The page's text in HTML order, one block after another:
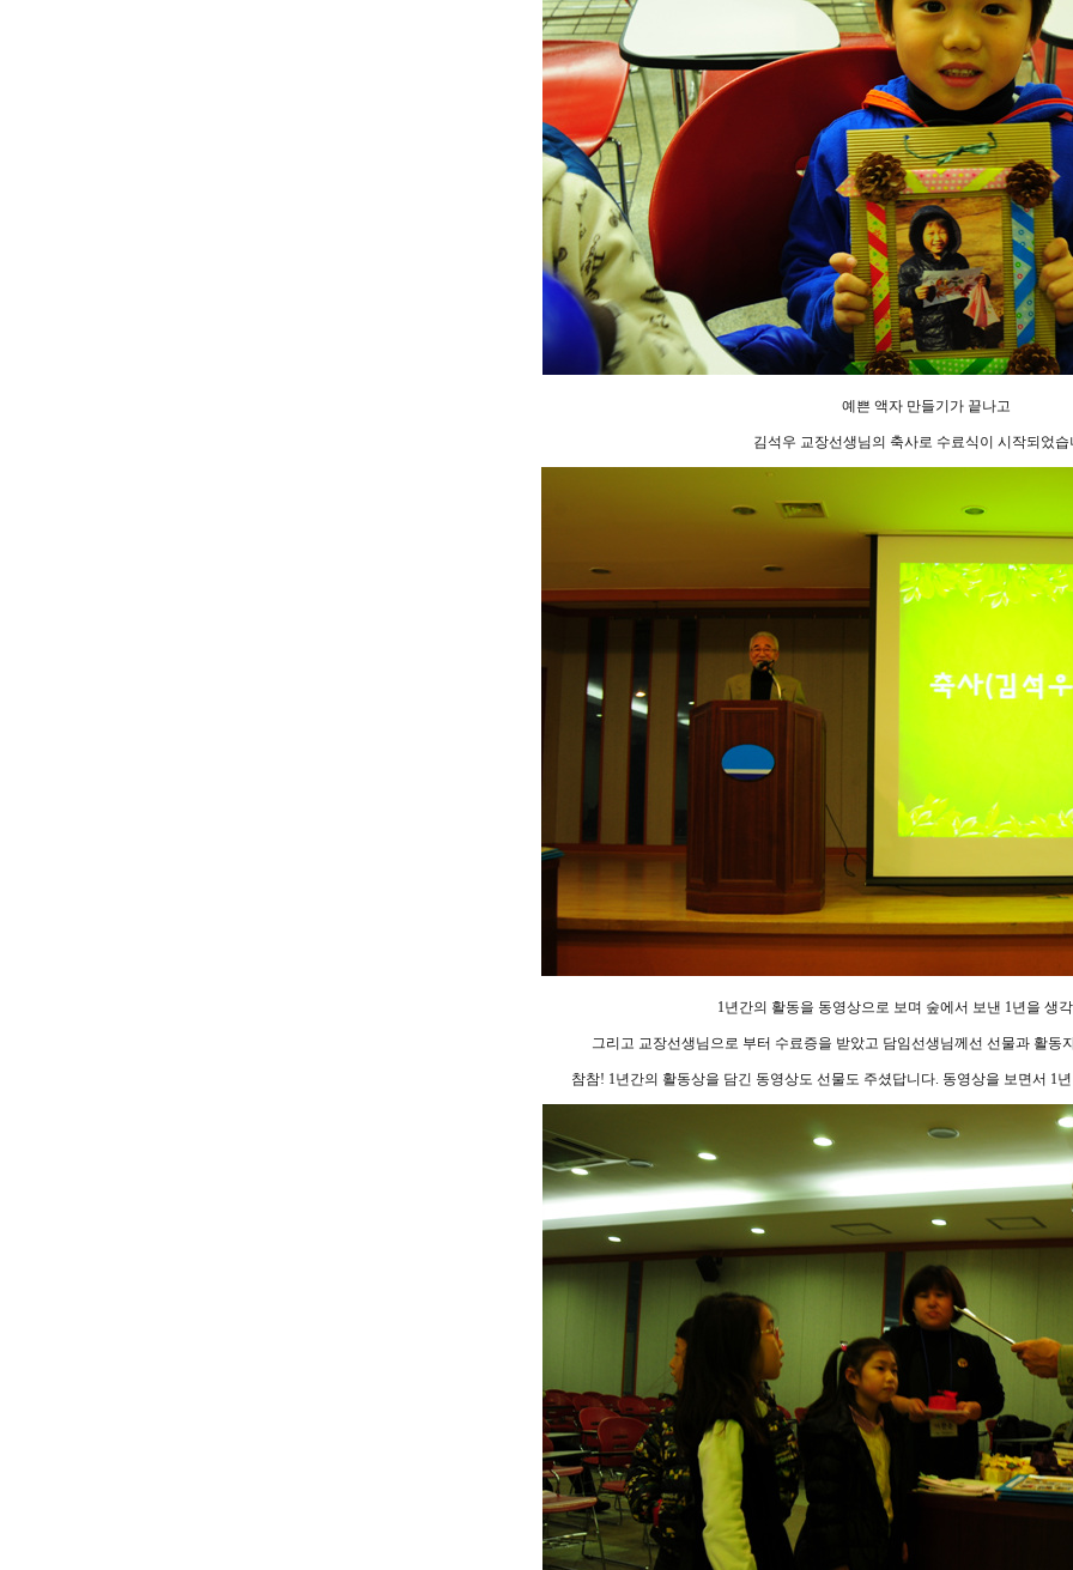
예쁜 액자 만들기가 끝나고
김석우 교장선생님의 축사로 수료식이 시작되었습
1년간의 활동을 동영상으로 보며 숲에서 보낸 1년을 생
그리고 교장선생님으로 부터 수료증을 받았고 담임선생님께선 선물과 활동
참참! 1년간의 활동상을 담긴 동영상도 선물도 주셨답니다. 동영상을 보면서 1